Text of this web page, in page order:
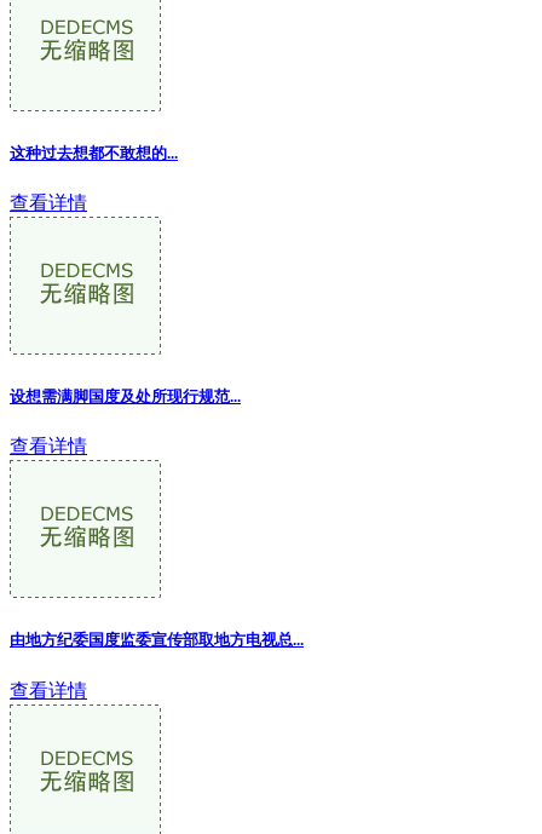
这种过去想都不敢想的...
查看详情
设想需满脚国度及处所现行规范...
查看详情
由地方纪委国度监委宣传部取地方电视总...
查看详情